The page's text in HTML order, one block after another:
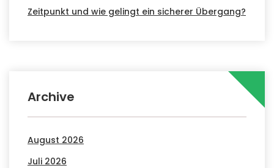
Zeitpunkt und wie gelingt ein sicherer Übergang?
Archive
August 2026
Juli 2026